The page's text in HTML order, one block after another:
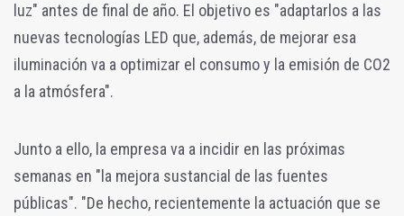
luz" antes de final de año. El objetivo es "adaptarlos a las
nuevas tecnologías LED que, además, de mejorar esa
iluminación va a optimizar el consumo y la emisión de CO2
a la atmósfera".
Junto a ello, la empresa va a incidir en las próximas
semanas en "la mejora sustancial de las fuentes
públicas". "De hecho, recientemente la actuación que se